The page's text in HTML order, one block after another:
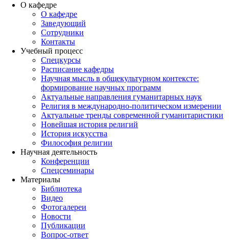
О кафедре
О кафедре
Заведующий
Сотрудники
Контакты
Учебный процесс
Спецкурсы
Расписание кафедры
Научная мысль в общекультурном контексте:
формирование научных программ
Актуальные направления гуманитарных наук
Религия в международно-политическом измерении
Актуальные тренды современной гуманитаристики
Новейшая история религий
История искусства
Философия религии
Научная деятельность
Конференции
Спецсеминары
Материалы
Библиотека
Видео
Фотогалереи
Новости
Публикации
Вопрос-ответ